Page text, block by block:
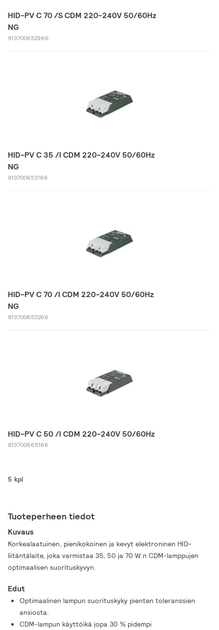
HID-PV C 70 /S CDM 220-240V 50/60Hz
NG
913700652966
HID-PV C 35 /I CDM 220-240V 50/60Hz
NG
913700653166
HID-PV C 70 /I CDM 220-240V 50/60Hz
NG
913700653266
HID-PV C 50 /I CDM 220-240V 50/60Hz
913700665166
5 kpl
Tuoteperheen tiedot
Kuvaus
Korkealaatuinen, pienikokoinen ja kevyt elektroninen HID-
liitäntälaite, joka varmistaa 35, 50 ja 70 W:n CDM-lamppujen
optimaalisen suorituskyvyn.
Edut
Optimaalinen lampun suorituskyky pienten toleranssien
ansiosta.
CDM-lampun käyttöikä jopa 30 % pidempi